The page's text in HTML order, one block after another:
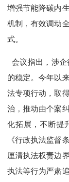
增强节能降碳内
机制，有效调动
式。
会议指出，涉
的稳定。今年以
法专项行动，取
治，推动由个案
化拓展，不断提
《行政执法监督
厘清执法权责边
执法等行为严肃